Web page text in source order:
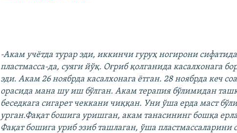
-Акам учётда турар эди, иккинчи гуруҳ ногирони
пластмасса-да, суяги йўқ. Оғриб қолганида касалхонага
эди. Акам 26 ноябрда касалхонага ётган. 28 ноябрда кеч
орасида мана шу иш бўлган. Акам терапия бўлимидан
беседкага сигарет чеккани чиққан. Уни ўша ерда маст
урган.Фақат бошига уришган, акам танасининг бошқа
Фақат бошига уриб эзиб ташлаган, ўша пластмассаларини